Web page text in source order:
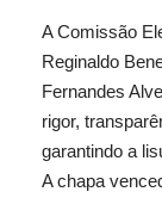
A Comissão
Reginaldo
Fernandes
rigor,
garantindo a
A chapa